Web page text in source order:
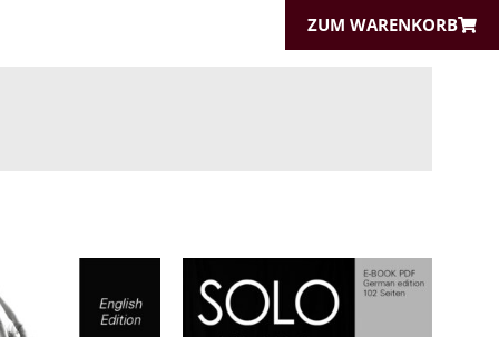
ZUM WARENKORB